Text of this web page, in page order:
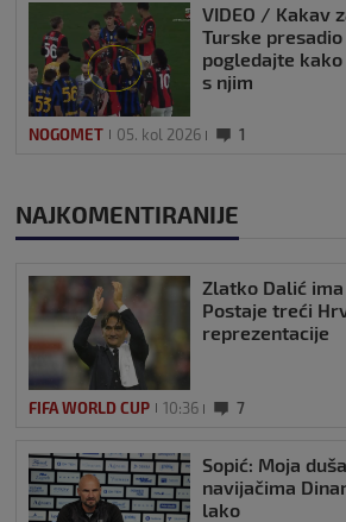
VIDEO / Kakav
Turske presadio
pogledajte
s njim
NOGOMET 05. kol 2026 1
NAJKOMENTIRANIJE
Zlatko Dalić
Postaje treći
reprezentacije
FIFA WORLD CUP 10:36 7
Sopić: Moja
navijačima
lako